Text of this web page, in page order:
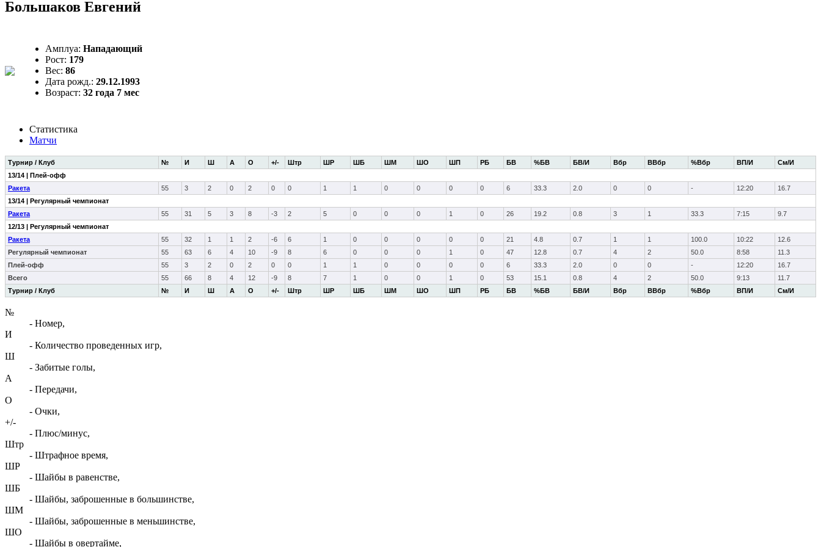
Большаков Евгений
Амплуа: Нападающий
Рост: 179
Вес: 86
Дата рожд.: 29.12.1993
Возраст: 32 года 7 мес
Статистика
Матчи
Турнир / Клуб № И Ш А О +/- Штр ШР ШБ ШМ ШО ШП РБ БВ %БВ БВ/И Вбр ВВбр %Вбр ВП/И См/И
Турнир / Клуб № И Ш А О +/- Штр ШР ШБ ШМ ШО ШП РБ БВ %БВ БВ/И Вбр ВВбр %Вбр ВП/И См/И
13/14 | Плей-офф
Ракета
55 3 2 0 2 0 0 1 1 0 0 0 0 6 33.3 2.0 0 0 - 12:20
16.7
13/14 | Регулярный чемпионат
Ракета
55 31 5 3 8 -3 2 5 0 0 0 1 0 26 19.2 0.8 3 1 33.3 7:15
9.7
12/13 | Регулярный чемпионат
Ракета
55 32 1 1 2 -6 6 1 0 0 0 0 0 21 4.8 0.7 1 1 100.0 10:22
12.6
Регулярный чемпионат
55 63 6 4 10 -9 8 6 0 0 0 1 0 47 12.8 0.7 4 2 50.0 8:58
11.3
Плей-офф
55 3 2 0 2 0 0 1 1 0 0 0 0 6 33.3 2.0 0 0 - 12:20
16.7
Всего
55 66 8 4 12 -9 8 7 1 0 0 1 0 53 15.1 0.8 4 2 50.0 9:13 11.7
№
- Номер,
И
- Количество проведенных игр,
Ш
- Забитые голы,
А
- Передачи,
О
- Очки,
+/-
- Плюс/минус,
Штр
- Штрафное время,
ШР
- Шайбы в равенстве,
ШБ
- Шайбы, заброшенные в большинстве,
ШМ
- Шайбы, заброшенные в меньшинстве,
ШО
- Шайбы в овертайме,